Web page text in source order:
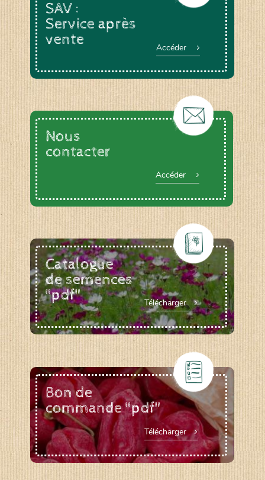
SAV :
Service après
vente
Accéder
Nous
contacter
Accéder
Catalogue
de semences
"pdf"
Télécharger
Bon de
commande "pdf"
Télécharger